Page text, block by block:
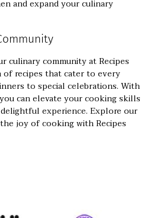
and expand your culinary
culinary community atRecipes
of recipes that cater to every
to special celebrations. With
can elevate your cooking skills
experience. Explore our
joy of cooking with Recipes